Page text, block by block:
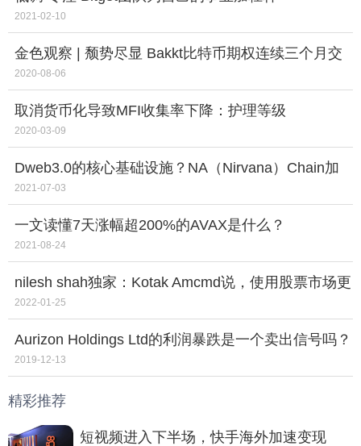
2021-02-10
金色观察 | 颓势尽显 Bakkt比特币期权连续三个月交
易量为0
2020-08-06
取消货币化导致MFI收集率下降：护理等级
2020-03-09
Dweb3.0的核心基础设施？NA（Nirvana）Chain加
速开凿链上域名流量通道
2021-07-03
一文读懂7天涨幅超200%的AVAX是什么？
2021-08-24
nilesh shah独家：Kotak Amcmd说，使用股票市场更
正如电子商务的销售日为大收益
2022-01-25
Aurizon Holdings Ltd的利润暴跌是一个卖出信号吗？
2019-12-13
精彩推荐
短视频进入下半场，快手海外加速变现